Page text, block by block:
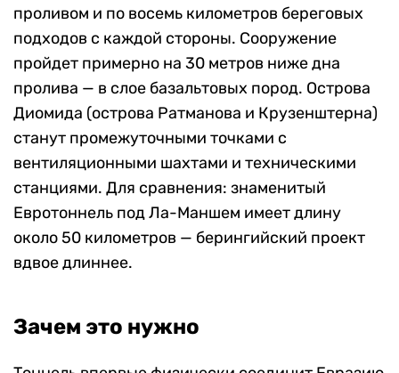
проливом и по восемь километров береговых
подходов с каждой стороны. Сооружение
пройдет примерно на 30 метров ниже дна
пролива — в слое базальтовых пород. Острова
Диомида (острова Ратманова и Крузенштерна)
станут промежуточными точками с
вентиляционными шахтами и техническими
станциями. Для сравнения: знаменитый
Евротоннель под Ла-Маншем имеет длину
около 50 километров — берингийский проект
вдвое длиннее.
Зачем это нужно